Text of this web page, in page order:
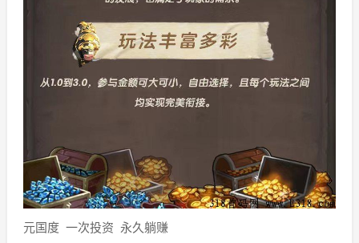
元国度 一次投资 永久躺赚